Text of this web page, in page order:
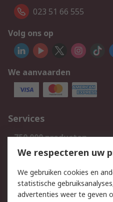
023 51 66 555
Volg ons op
We aanvaarden
Services
750.000 producten
Bestellen
Track & Trace
We respecteren uw
We gebruiken cookies en
statistische
advertenties weer te geven